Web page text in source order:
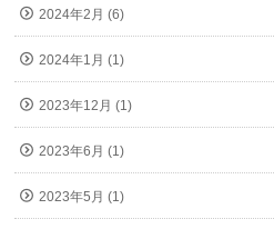
2024年2月 (6)
2024年1月 (1)
2023年12月 (1)
2023年6月 (1)
2023年5月 (1)